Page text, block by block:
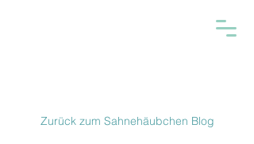
Zurück zum Sahnehäubchen Blog